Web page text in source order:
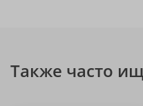
Также часто